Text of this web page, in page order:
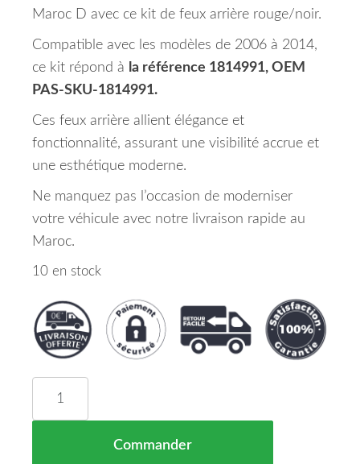
Maroc D avec ce kit de feux arrière rouge/noir.
Compatible avec les modèles de 2006 à 2014,
ce kit répond à la référence 1814991, OEM
PAS-SKU-1814991.
Ces feux arrière allient élégance et
fonctionnalité, assurant une visibilité accrue et
une esthétique moderne.
Ne manquez pas l’occasion de moderniser
votre véhicule avec notre livraison rapide au
Maroc.
10 en stock
Commander